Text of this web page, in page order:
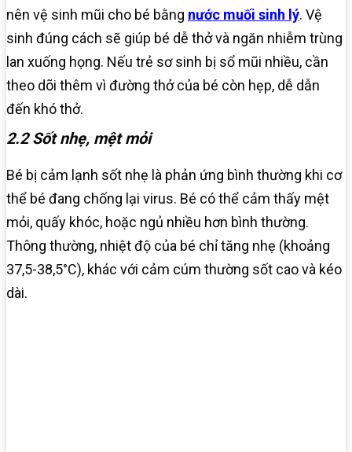
nên vệ sinh mũi cho bé bằng nước muối sinh lý. Vệ
sinh đúng cách sẽ giúp bé dễ thở và ngăn nhiễm trùng
lan xuống họng. Nếu trẻ sơ sinh bị sổ mũi nhiều, cần
theo dõi thêm vì đường thở của bé còn hẹp, dễ dẫn
đến khó thở.
2.2 Sốt nhẹ, mệt mỏi
Bé bị cảm lạnh sốt nhẹ là phản ứng bình thường khi cơ
thể bé đang chống lại virus. Bé có thể cảm thấy mệt
mỏi, quấy khóc, hoặc ngủ nhiều hơn bình thường.
Thông thường, nhiệt độ của bé chỉ tăng nhẹ (khoảng
37,5-38,5°C), khác với cảm cúm thường sốt cao và kéo
dài.